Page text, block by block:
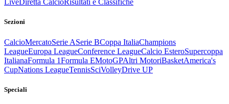
LiveDiretta CalcioRisultati e Classifiche
Sezioni
CalcioMercatoSerie ASerie BCoppa ItaliaChampions
LeagueEuropa LeagueConference LeagueCalcio EsteroSupercoppa
ItalianaFormula 1Formula EMotoGPAltri MotoriBasketAmerica's
CupNations LeagueTennisSciVolleyDrive UP
Speciali